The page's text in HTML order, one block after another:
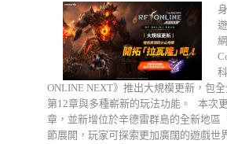
ONLINE NEXT》推出大規模更新，包
第12章與多種嶄新的玩法功能。 本次
章，並新增位於辛德雷群島的全新地區
節展開，玩家可探索更加廣闊的遊戲世